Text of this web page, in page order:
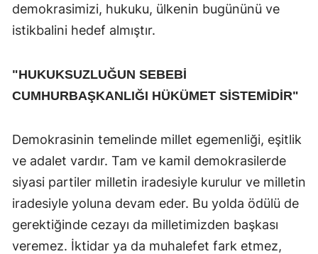
demokrasimizi, hukuku, ülkenin bugününü ve
istikbalini hedef almıştır.
"HUKUKSUZLUĞUN SEBEBİ
CUMHURBAŞKANLIĞI HÜKÜMET SİSTEMİDİR"
Demokrasinin temelinde millet egemenliği, eşitlik
ve adalet vardır. Tam ve kamil demokrasilerde
siyasi partiler milletin iradesiyle kurulur ve milletin
iradesiyle yoluna devam eder. Bu yolda ödülü de
gerektiğinde cezayı da milletimizden başkası
veremez. İktidar ya da muhalefet fark etmez,